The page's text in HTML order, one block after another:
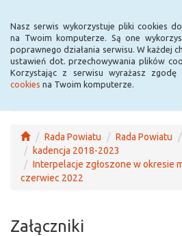
Nasz serwis wykorzystuje pliki cookies
na Twoim komputerze. Są one
poprawnego działania serwisu. W każdej
ustawień dot. przechowywania plików
Korzystając z serwisu wyrażasz zgodę
cookies na Twoim komputerze.
Rada Powiatu Rada Powiatu
kadencja 2018-2023
Interpelacje zgłoszone w okresie
czerwiec 2022
Załączniki